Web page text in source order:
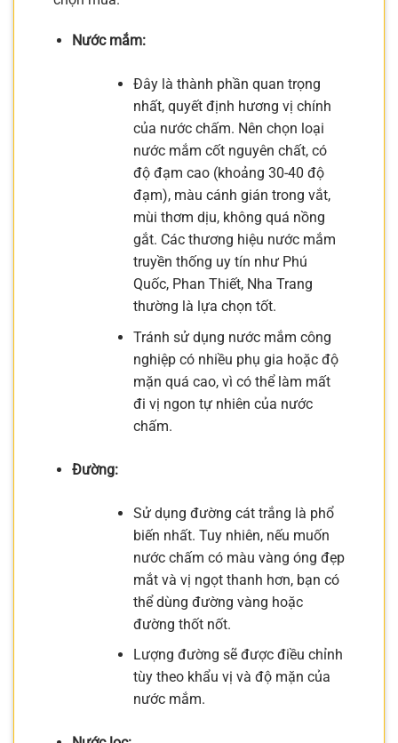
Nước mắm:
Đây là thành phần quan trọng
nhất, quyết định hương vị chính
của nước chấm. Nên chọn loại
nước mắm cốt nguyên chất, có
độ đạm cao (khoảng 30-40 độ
đạm), màu cánh gián trong vắt,
mùi thơm dịu, không quá nồng
gắt. Các thương hiệu nước mắm
truyền thống uy tín như Phú
Quốc, Phan Thiết, Nha Trang
thường là lựa chọn tốt.
Tránh sử dụng nước mắm công
nghiệp có nhiều phụ gia hoặc độ
mặn quá cao, vì có thể làm mất
đi vị ngon tự nhiên của nước
chấm.
Đường:
Sử dụng đường cát trắng là phổ
biến nhất. Tuy nhiên, nếu muốn
nước chấm có màu vàng óng đẹp
mắt và vị ngọt thanh hơn, bạn có
thể dùng đường vàng hoặc
đường thốt nốt.
Lượng đường sẽ được điều chỉnh
tùy theo khẩu vị và độ mặn của
nước mắm.